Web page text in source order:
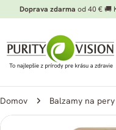
Preskočiť
obsah
Doprava zdarma od 40 € 🚚
Domov Balzamy na pery
Preskočiť